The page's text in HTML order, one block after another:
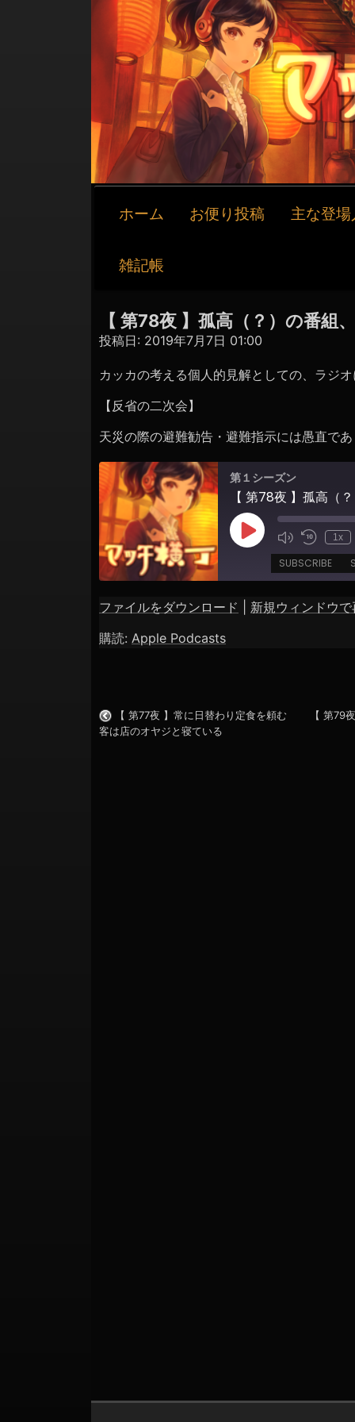
シ
ン
ホーム お便り投稿 主な登
雑記帳
【 第78夜 】孤高（？）の番組
投稿日: 2019年7月7日 01:00
カッカの考える個人的見解としての、ラジ
【反省の二次会】
天災の際の避難勧告・避難指示には愚直で
第１シーズン
【 第78夜 】孤高（
Play
Episode
1x
SUBSCRIBE
Apple Podcasts
RSS FEED
SHARE
LINK
ファイルをダウンロード
新規ウィンドウで
購読: Apple Podcasts
【 第77夜 】常に日替わり定食を頼む
客は店のオヤジと寝ている
【 第79